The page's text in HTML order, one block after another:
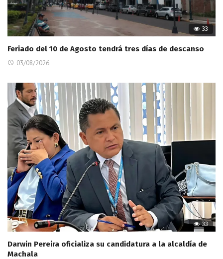
33
Feriado del 10 de Agosto tendrá tres días de descanso
03/08/2026
33
Darwin Pereira oficializa su candidatura a la alcaldía de
Machala